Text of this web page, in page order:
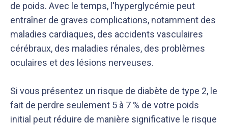
de poids. Avec le temps, l'hyperglycémie peut
entraîner de graves complications, notamment des
maladies cardiaques, des accidents vasculaires
cérébraux, des maladies rénales, des problèmes
oculaires et des lésions nerveuses.
Si vous présentez un risque de diabète de type 2, le
fait de perdre seulement 5 à 7 % de votre poids
initial peut réduire de manière significative le risque